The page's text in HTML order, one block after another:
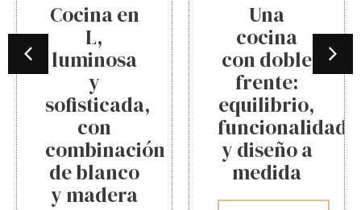
Cocina en
L,
luminosa
y
sofisticada,
con
combinación
de blanco
y madera
Una
cocina
con doble
frente:
equilibrio,
funcionalidad
y diseño a
medida